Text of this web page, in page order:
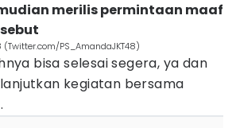
merilis permintaan maaf
PS_AmandaJKT48)
bisa selesai segera, ya dan
kegiatan bersama